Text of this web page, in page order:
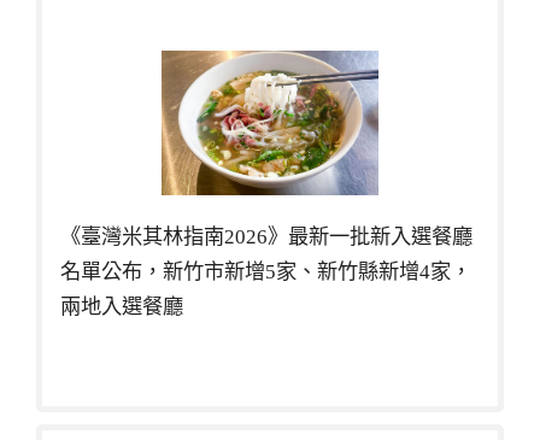
《臺灣米其林指南2026》最新一批新入選餐廳
名單公布，新竹市新增5家、新竹縣新增4家，
兩地入選餐廳